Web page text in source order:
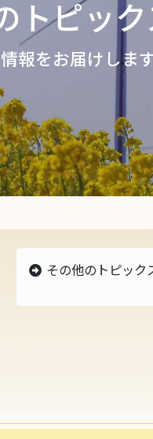
トピッ
報をお届けします
その他のトピック
2015年のトピック